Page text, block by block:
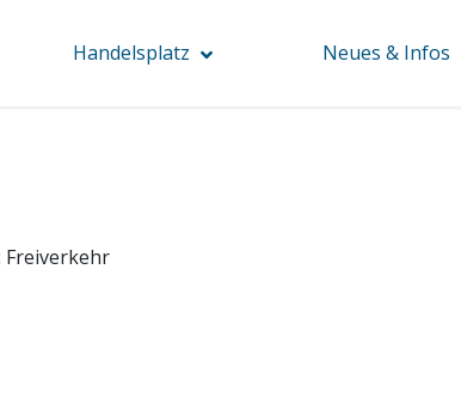
Handelsplatz Neues & Infos
Freiverkehr